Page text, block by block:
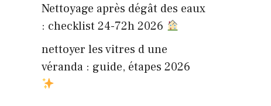
Nettoyage après dégât des eaux
: checklist 24-72h 2026
nettoyer les vitres d une
véranda : guide, étapes 2026